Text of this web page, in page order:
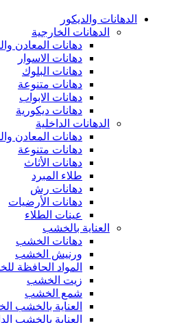
الدهانات والديكور
الدهانات الخارجية
دهانات المعادن
دهانات الاسوار
دهانات البلوك
دهانات متنوعة
دهانات الابواب
دهانات ديكورية
الدهانات الداخلية
دهانات المعادن
دهانات متنوعة
دهانات الأثاث
طلاء المبرد
دهانات رش
دهانات الأرضيات
عينات الطلاء
العناية بالخشب
دهانات الخشب
ورنيش الخشب
المواد الحافظة
زيت الخشب
شمع الخشب
العناية بالخشب
العناية بالخشب